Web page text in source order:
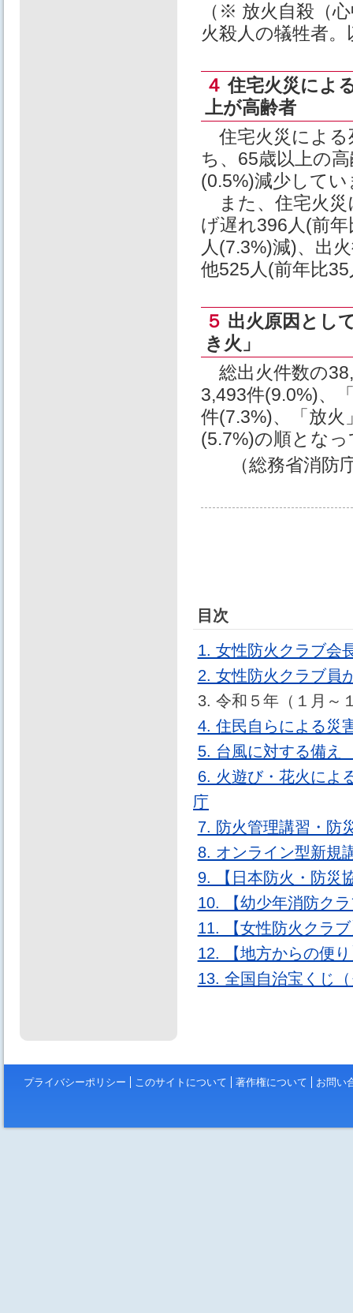
（※ 放火自殺（
火殺人の犠牲者
４住宅火災によ
上が高齢者
住宅火災による
ち、65歳以上の
(0.5%)減少してい
また、住宅火災
げ遅れ396人(前
人(7.3%)減)、出
他525人(前年比
５ 出火原因とし
き火」
総出火件数の
3,493件(9.0%)、
件(7.3%)、「放火
(5.7%)の順とな
（総務省消
目次
1. 女性防火クラブ会
2. 女性防火クラブ員
3. 令和５年（１月～
4. 住民自らによる
5. 台風に対する備
6. 火遊び・花火によ
庁
7. 防火管理講習・防
8. オンライン型新規
9. 【日本防火・防災
10. 【幼少年消防ク
11. 【女性防火クラ
12. 【地方からの便
13. 全国自治宝くじ
プライバシーポリシー このサイトについて 著作権について お問い